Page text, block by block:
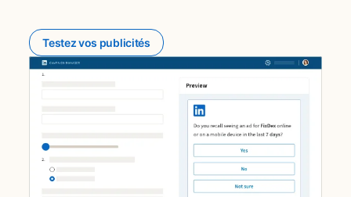
Testez vos publicités
opens in a new tab